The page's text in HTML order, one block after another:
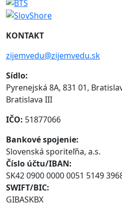
KONTAKT
zijemvedu@zijemvedu.sk
Sídlo:
Pyrenejská 8A, 831 01,
Bratislava III
IČO: 51877066
Bankové spojenie:
Slovenská sporiteľňa, a.s.
Číslo účtu/IBAN:
SK42 0900 0000 0051 5149
SWIFT/BIC:
GIBASKBX